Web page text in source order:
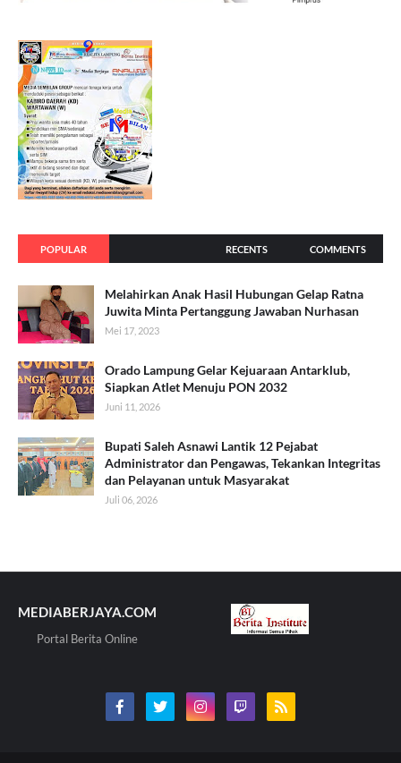
POPULAR RECENTS COMMENTS
Melahirkan Anak Hasil Hubungan Gelap Ratna
Juwita Minta Pertanggung Jawaban Nurhasan
Mei 17, 2023
Orado Lampung Gelar Kejuaraan Antarklub,
Siapkan Atlet Menuju PON 2032
Juni 11, 2026
Bupati Saleh Asnawi Lantik 12 Pejabat
Administrator dan Pengawas, Tekankan Integritas
dan Pelayanan untuk Masyarakat
Juli 06, 2026
MEDIABERJAYA.COM
Portal Berita Online